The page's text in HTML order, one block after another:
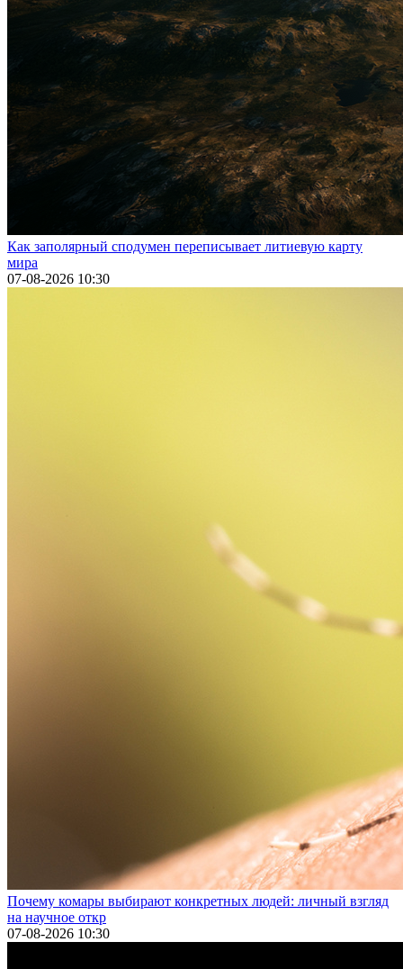
Как заполярный сподумен переписывает литиевую карту
мира
07-08-2026 10:30
Почему комары выбирают конкретных людей: личный взгляд
на научное откр
07-08-2026 10:30